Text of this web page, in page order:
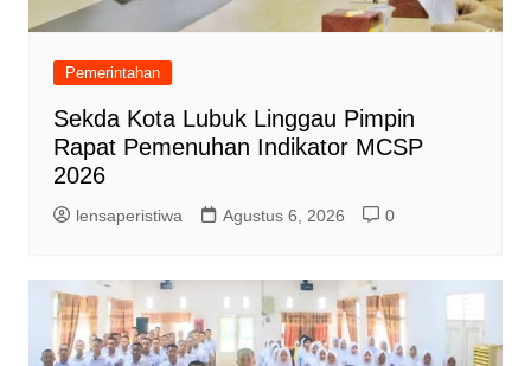
Pemerintahan
Sekda Kota Lubuk Linggau Pimpin
Rapat Pemenuhan Indikator MCSP
2026
lensaperistiwa Agustus 6, 2026 0